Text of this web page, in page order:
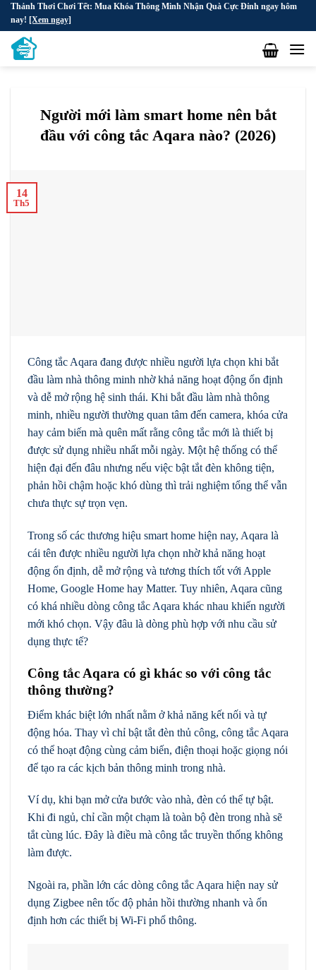
Skip
content
Thảnh Thơi Chơi Tết: Mua Khóa Thông Minh Nhận Quà Cực Đỉnh ngay hôm
nay! [Xem ngay]
Người mới làm smart home nên bắt
đầu với công tắc Aqara nào? (2026)
14
Th5
Công tắc Aqara đang được nhiều người lựa chọn khi bắt
đầu làm nhà thông minh nhờ khả năng hoạt động ổn định
và dễ mở rộng hệ sinh thái. Khi bắt đầu làm nhà thông
minh, nhiều người thường quan tâm đến camera, khóa cửa
hay cảm biến mà quên mất rằng công tắc mới là thiết bị
được sử dụng nhiều nhất mỗi ngày. Một hệ thống có thể
hiện đại đến đâu nhưng nếu việc bật tắt đèn không tiện,
phản hồi chậm hoặc khó dùng thì trải nghiệm tổng thể vẫn
chưa thực sự trọn vẹn.
Trong số các thương hiệu smart home hiện nay, Aqara là
cái tên được nhiều người lựa chọn nhờ khả năng hoạt
động ổn định, dễ mở rộng và tương thích tốt với Apple
Home, Google Home hay Matter. Tuy nhiên, Aqara cũng
có khá nhiều dòng công tắc Aqara khác nhau khiến người
mới khó chọn. Vậy đâu là dòng phù hợp với nhu cầu sử
dụng thực tế?
Công tắc Aqara có gì khác so với công tắc
thông thường?
Điểm khác biệt lớn nhất nằm ở khả năng kết nối và tự
động hóa. Thay vì chỉ bật tắt đèn thủ công, công tắc Aqara
có thể hoạt động cùng cảm biến, điện thoại hoặc giọng nói
để tạo ra các kịch bản thông minh trong nhà.
Ví dụ, khi bạn mở cửa bước vào nhà, đèn có thể tự bật.
Khi đi ngủ, chỉ cần một chạm là toàn bộ đèn trong nhà sẽ
tắt cùng lúc. Đây là điều mà công tắc truyền thống không
làm được.
Ngoài ra, phần lớn các dòng công tắc Aqara hiện nay sử
dụng Zigbee nên tốc độ phản hồi thường nhanh và ổn
định hơn các thiết bị Wi-Fi phổ thông.